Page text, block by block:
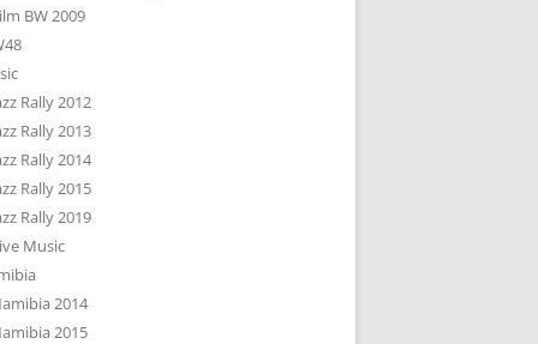
BW 2009
Rally 2012
Rally 2013
Rally 2014
Rally 2015
Rally 2019
Music
2014
2015